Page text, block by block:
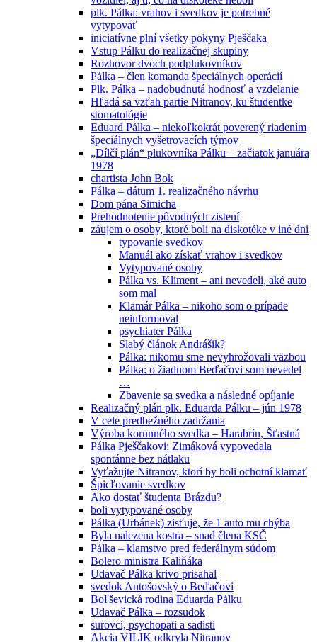
plk. Pálka: vrahov i svedkov je potrebné
vytypovať
iniciatívne plní všetky pokyny Pješčaka
Vstup Pálku do realizačnej skupiny
Rozhovor dvoch podplukovníkov
Pálka – člen komanda špeciálnych operácií
Plk. Pálka – nadobudnutá hodnosť a vzdelanie
Hľadá sa vzťah partie Nitranov, ku študentke
stomatológie
Eduard Pálka – niekoľkokrát poverený riadením
špeciálnych vyšetrovacích týmov
„Dílčí plán“ plukovníka Pálku – začiatok januára
1978
chartista John Bok
Pálka – dátum 1. realizačného návrhu
Dom pána Simicha
Prehodnotenie pôvodných zistení
záujem o osoby, ktoré boli na diskotéke v iné dni
typovanie svedkov
Manuál ako získať vrahov i svedkov
Vytypované osoby
Pálka vs. Kliment – ani nevedeli, aké auto
som mal
Klamár Pálka – nikoho som o prípade
neinformoval
psychiater Pálka
Slabý článok Andrášik?
Pálka: nikomu sme nevyhrožovali väzbou
Pálka: o žiadnom Beďačovi som nevedel
…
Zbavenie sa svedka a následné opíjanie
Realizačný plán plk. Eduarda Pálku – jún 1978
V cele predbežného zadržania
Výroba korunného svedka – Harabrín, Šťastná
Pálka Pješčakovi: Zimáková vypovedala
spontánne bez nátlaku
Vyťažujte Nitranov, ktorí by boli ochotní klamať
Špicľovanie svedkov
Ako dostať študenta Brázdu?
boli vytypované osoby
Pálka (Urbánek) zisťuje, že 1 auto mu chýba
Byla nalezena kostra – snad člena KSČ
Pálka – klamstvo pred federálnym súdom
Bolero ministra Kaliňáka
Udavač Pálka krivo prisahal
svedok Antošovský o Beďačovi
Boľševická rodina Eduarda Pálku
Udavač Pálka – rozsudok
surovci, psychopati a sadisti
Akcia VILIK odkryla Nitranov